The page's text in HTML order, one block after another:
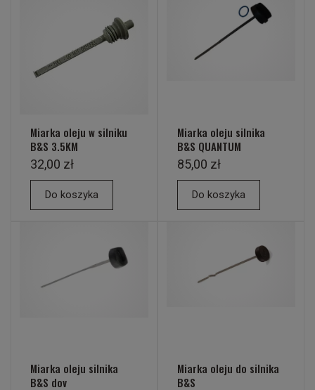
Miarka oleju w silniku
B&S 3.5KM
32,00 zł
Do koszyka
Miarka oleju silnika
B&S QUANTUM
85,00 zł
Do koszyka
Miarka oleju silnika
B&S dov
Miarka oleju do silnika
B&S